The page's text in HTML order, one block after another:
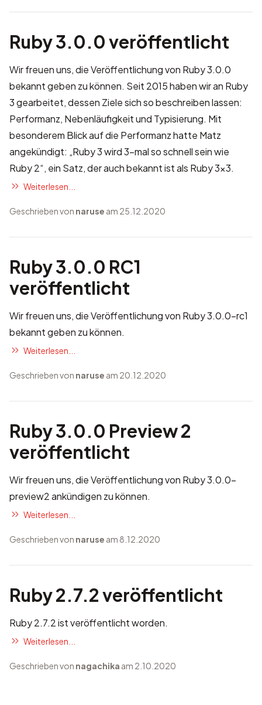
Ruby 3.0.0 veröffentlicht
Wir freuen uns, die Veröffentlichung von Ruby 3.0.0
bekannt geben zu können. Seit 2015 haben wir an Ruby
3 gearbeitet, dessen Ziele sich so beschreiben lassen:
Performanz, Nebenläufigkeit und Typisierung. Mit
besonderem Blick auf die Performanz hatte Matz
angekündigt: „Ruby 3 wird 3-mal so schnell sein wie
Ruby 2“, ein Satz, der auch bekannt ist als Ruby 3x3.
Weiterlesen...
Geschrieben von naruse am 25.12.2020
Ruby 3.0.0 RC1
veröffentlicht
Wir freuen uns, die Veröffentlichung von Ruby 3.0.0-rc1
bekannt geben zu können.
Weiterlesen...
Geschrieben von naruse am 20.12.2020
Ruby 3.0.0 Preview 2
veröffentlicht
Wir freuen uns, die Veröffentlichung von Ruby 3.0.0-
preview2 ankündigen zu können.
Weiterlesen...
Geschrieben von naruse am 8.12.2020
Ruby 2.7.2 veröffentlicht
Ruby 2.7.2 ist veröffentlicht worden.
Weiterlesen...
Geschrieben von nagachika am 2.10.2020